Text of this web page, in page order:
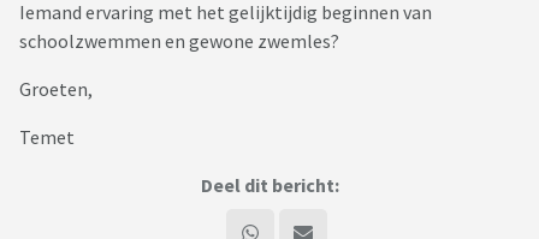
Iemand ervaring met het gelijktijdig beginnen van
schoolzwemmen en gewone zwemles?
Groeten,
Temet
Deel dit bericht: